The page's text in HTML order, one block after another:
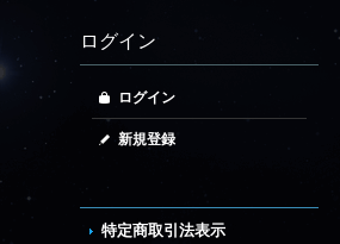
ログイン
ログイン
新規登録
特定商取引法表示